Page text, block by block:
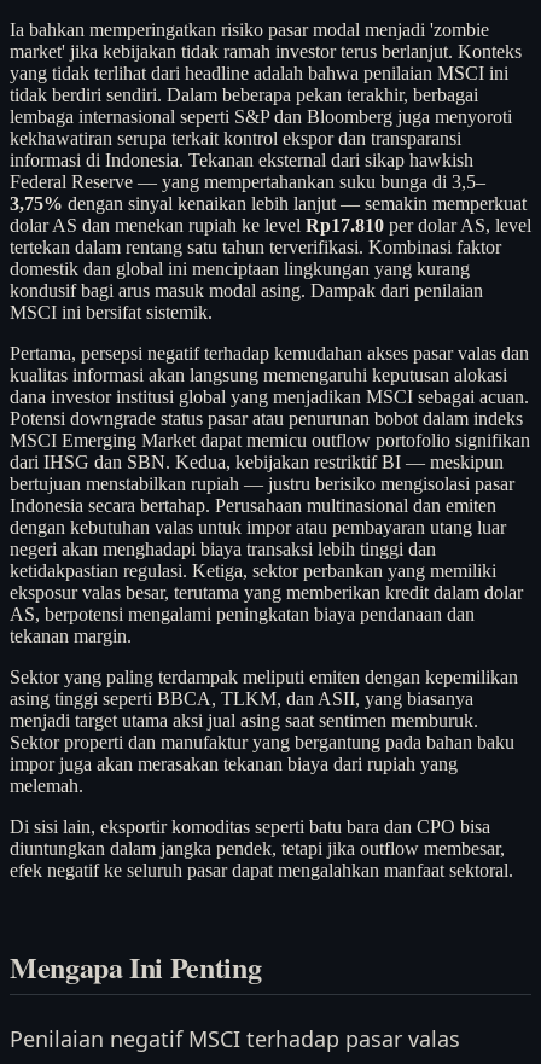
Ia bahkan memperingatkan risiko pasar modal menjadi 'zombie
market' jika kebijakan tidak ramah investor terus berlanjut. Konteks
yang tidak terlihat dari headline adalah bahwa penilaian MSCI ini
tidak berdiri sendiri. Dalam beberapa pekan terakhir, berbagai
lembaga internasional seperti S&P dan Bloomberg juga menyoroti
kekhawatiran serupa terkait kontrol ekspor dan transparansi
informasi di Indonesia. Tekanan eksternal dari sikap hawkish
Federal Reserve — yang mempertahankan suku bunga di 3,5–
3,75% dengan sinyal kenaikan lebih lanjut — semakin memperkuat
dolar AS dan menekan rupiah ke level Rp17.810 per dolar AS, level
tertekan dalam rentang satu tahun terverifikasi. Kombinasi faktor
domestik dan global ini menciptaan lingkungan yang kurang
kondusif bagi arus masuk modal asing. Dampak dari penilaian
MSCI ini bersifat sistemik.
Pertama, persepsi negatif terhadap kemudahan akses pasar valas dan
kualitas informasi akan langsung memengaruhi keputusan alokasi
dana investor institusi global yang menjadikan MSCI sebagai acuan.
Potensi downgrade status pasar atau penurunan bobot dalam indeks
MSCI Emerging Market dapat memicu outflow portofolio signifikan
dari IHSG dan SBN. Kedua, kebijakan restriktif BI — meskipun
bertujuan menstabilkan rupiah — justru berisiko mengisolasi pasar
Indonesia secara bertahap. Perusahaan multinasional dan emiten
dengan kebutuhan valas untuk impor atau pembayaran utang luar
negeri akan menghadapi biaya transaksi lebih tinggi dan
ketidakpastian regulasi. Ketiga, sektor perbankan yang memiliki
eksposur valas besar, terutama yang memberikan kredit dalam dolar
AS, berpotensi mengalami peningkatan biaya pendanaan dan
tekanan margin.
Sektor yang paling terdampak meliputi emiten dengan kepemilikan
asing tinggi seperti BBCA, TLKM, dan ASII, yang biasanya
menjadi target utama aksi jual asing saat sentimen memburuk.
Sektor properti dan manufaktur yang bergantung pada bahan baku
impor juga akan merasakan tekanan biaya dari rupiah yang
melemah.
Di sisi lain, eksportir komoditas seperti batu bara dan CPO bisa
diuntungkan dalam jangka pendek, tetapi jika outflow membesar,
efek negatif ke seluruh pasar dapat mengalahkan manfaat sektoral.
Mengapa Ini Penting
Penilaian negatif MSCI terhadap pasar valas